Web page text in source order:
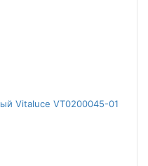
Vitaluce VT0200045-01